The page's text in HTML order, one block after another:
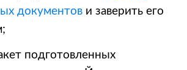
документов и заверить его
подготовленных